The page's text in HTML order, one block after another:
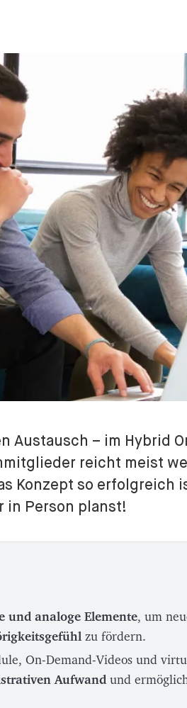
Austausch – im Hybrid
reicht meist
Konzept so erfolgreich
in Person planst!
und analoge Elemente, um
zu fördern.
On-Demand-Videos und
Aufwand und